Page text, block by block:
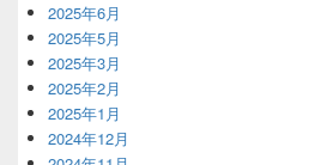
2025年6月
2025年5月
2025年3月
2025年2月
2025年1月
2024年12月